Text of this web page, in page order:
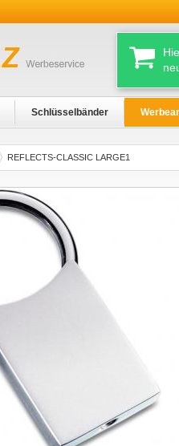
Schlüsselbänder
REFLECTS-CLASSIC LARGE1